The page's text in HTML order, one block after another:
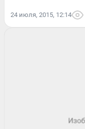
24 июля, 2015, 12:14